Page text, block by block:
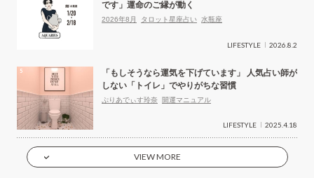
です」運命のご縁が動く
2026年8月 タロット星座占い 水瓶座
LIFESTYLE 2026.8.2
「もしそうなら運気を下げています」 人気占い師が
しない「トイレ」でやりがちな習慣
ぷりあでぃす玲奈 開運マニュアル
LIFESTYLE 2025.4.18
VIEW MORE